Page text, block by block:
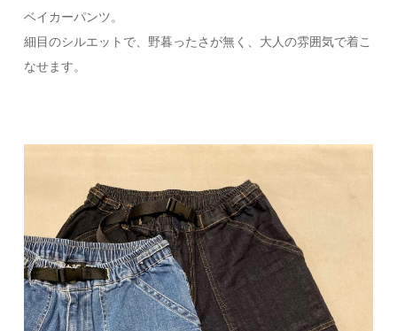
ベイカーパンツ。
細目のシルエットで、野暮ったさが無く、大人の雰囲気で着こ
なせます。